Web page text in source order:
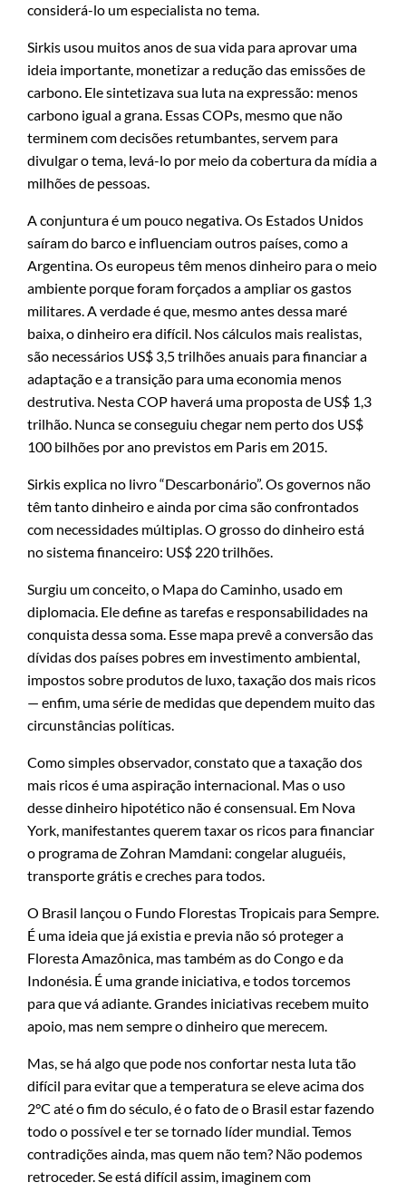
considerá-lo um especialista no tema.
Sirkis usou muitos anos de sua vida para aprovar uma
ideia importante, monetizar a redução das emissões de
carbono. Ele sintetizava sua luta na expressão: menos
carbono igual a grana. Essas COPs, mesmo que não
terminem com decisões retumbantes, servem para
divulgar o tema, levá-lo por meio da cobertura da mídia a
milhões de pessoas.
A conjuntura é um pouco negativa. Os Estados Unidos
saíram do barco e influenciam outros países, como a
Argentina. Os europeus têm menos dinheiro para o meio
ambiente porque foram forçados a ampliar os gastos
militares. A verdade é que, mesmo antes dessa maré
baixa, o dinheiro era difícil. Nos cálculos mais realistas,
são necessários US$ 3,5 trilhões anuais para financiar a
adaptação e a transição para uma economia menos
destrutiva. Nesta COP haverá uma proposta de US$ 1,3
trilhão. Nunca se conseguiu chegar nem perto dos US$
100 bilhões por ano previstos em Paris em 2015.
Sirkis explica no livro “Descarbonário”. Os governos não
têm tanto dinheiro e ainda por cima são confrontados
com necessidades múltiplas. O grosso do dinheiro está
no sistema financeiro: US$ 220 trilhões.
Surgiu um conceito, o Mapa do Caminho, usado em
diplomacia. Ele define as tarefas e responsabilidades na
conquista dessa soma. Esse mapa prevê a conversão das
dívidas dos países pobres em investimento ambiental,
impostos sobre produtos de luxo, taxação dos mais ricos
— enfim, uma série de medidas que dependem muito das
circunstâncias políticas.
Como simples observador, constato que a taxação dos
mais ricos é uma aspiração internacional. Mas o uso
desse dinheiro hipotético não é consensual. Em Nova
York, manifestantes querem taxar os ricos para financiar
o programa de Zohran Mamdani: congelar aluguéis,
transporte grátis e creches para todos.
O Brasil lançou o Fundo Florestas Tropicais para Sempre.
É uma ideia que já existia e previa não só proteger a
Floresta Amazônica, mas também as do Congo e da
Indonésia. É uma grande iniciativa, e todos torcemos
para que vá adiante. Grandes iniciativas recebem muito
apoio, mas nem sempre o dinheiro que merecem.
Mas, se há algo que pode nos confortar nesta luta tão
difícil para evitar que a temperatura se eleve acima dos
2°C até o fim do século, é o fato de o Brasil estar fazendo
todo o possível e ter se tornado líder mundial. Temos
contradições ainda, mas quem não tem? Não podemos
retroceder. Se está difícil assim, imaginem com